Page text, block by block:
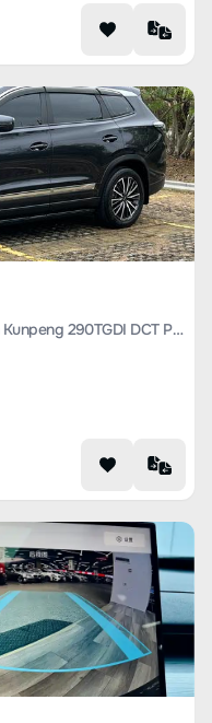
Tiggo 8 PLUS 2024 Champion Edition Kunpeng 290TGDI DCT Pride Edition 7 Seats